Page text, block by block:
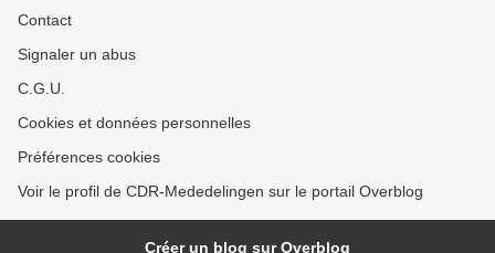
Contact
Signaler un abus
C.G.U.
Cookies et données personnelles
Préférences cookies
Voir le profil de CDR-Mededelingen sur le portail Overblog
Créer un blog sur Overblog